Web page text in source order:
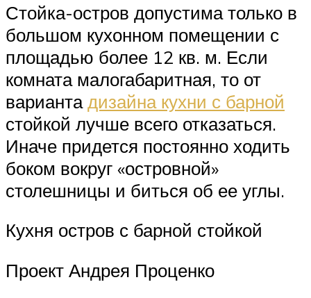
Стойка-остров допустима только в
большом кухонном помещении с
площадью более 12 кв. м. Если
комната малогабаритная, то от
вариантадизайна кухни с барной
стойкой лучше всего отказаться.
Иначе придется постоянно ходить
боком вокруг «островной»
столешницы и биться об ее углы.
Кухня остров с барной стойкой
Проект Андрея Проценко